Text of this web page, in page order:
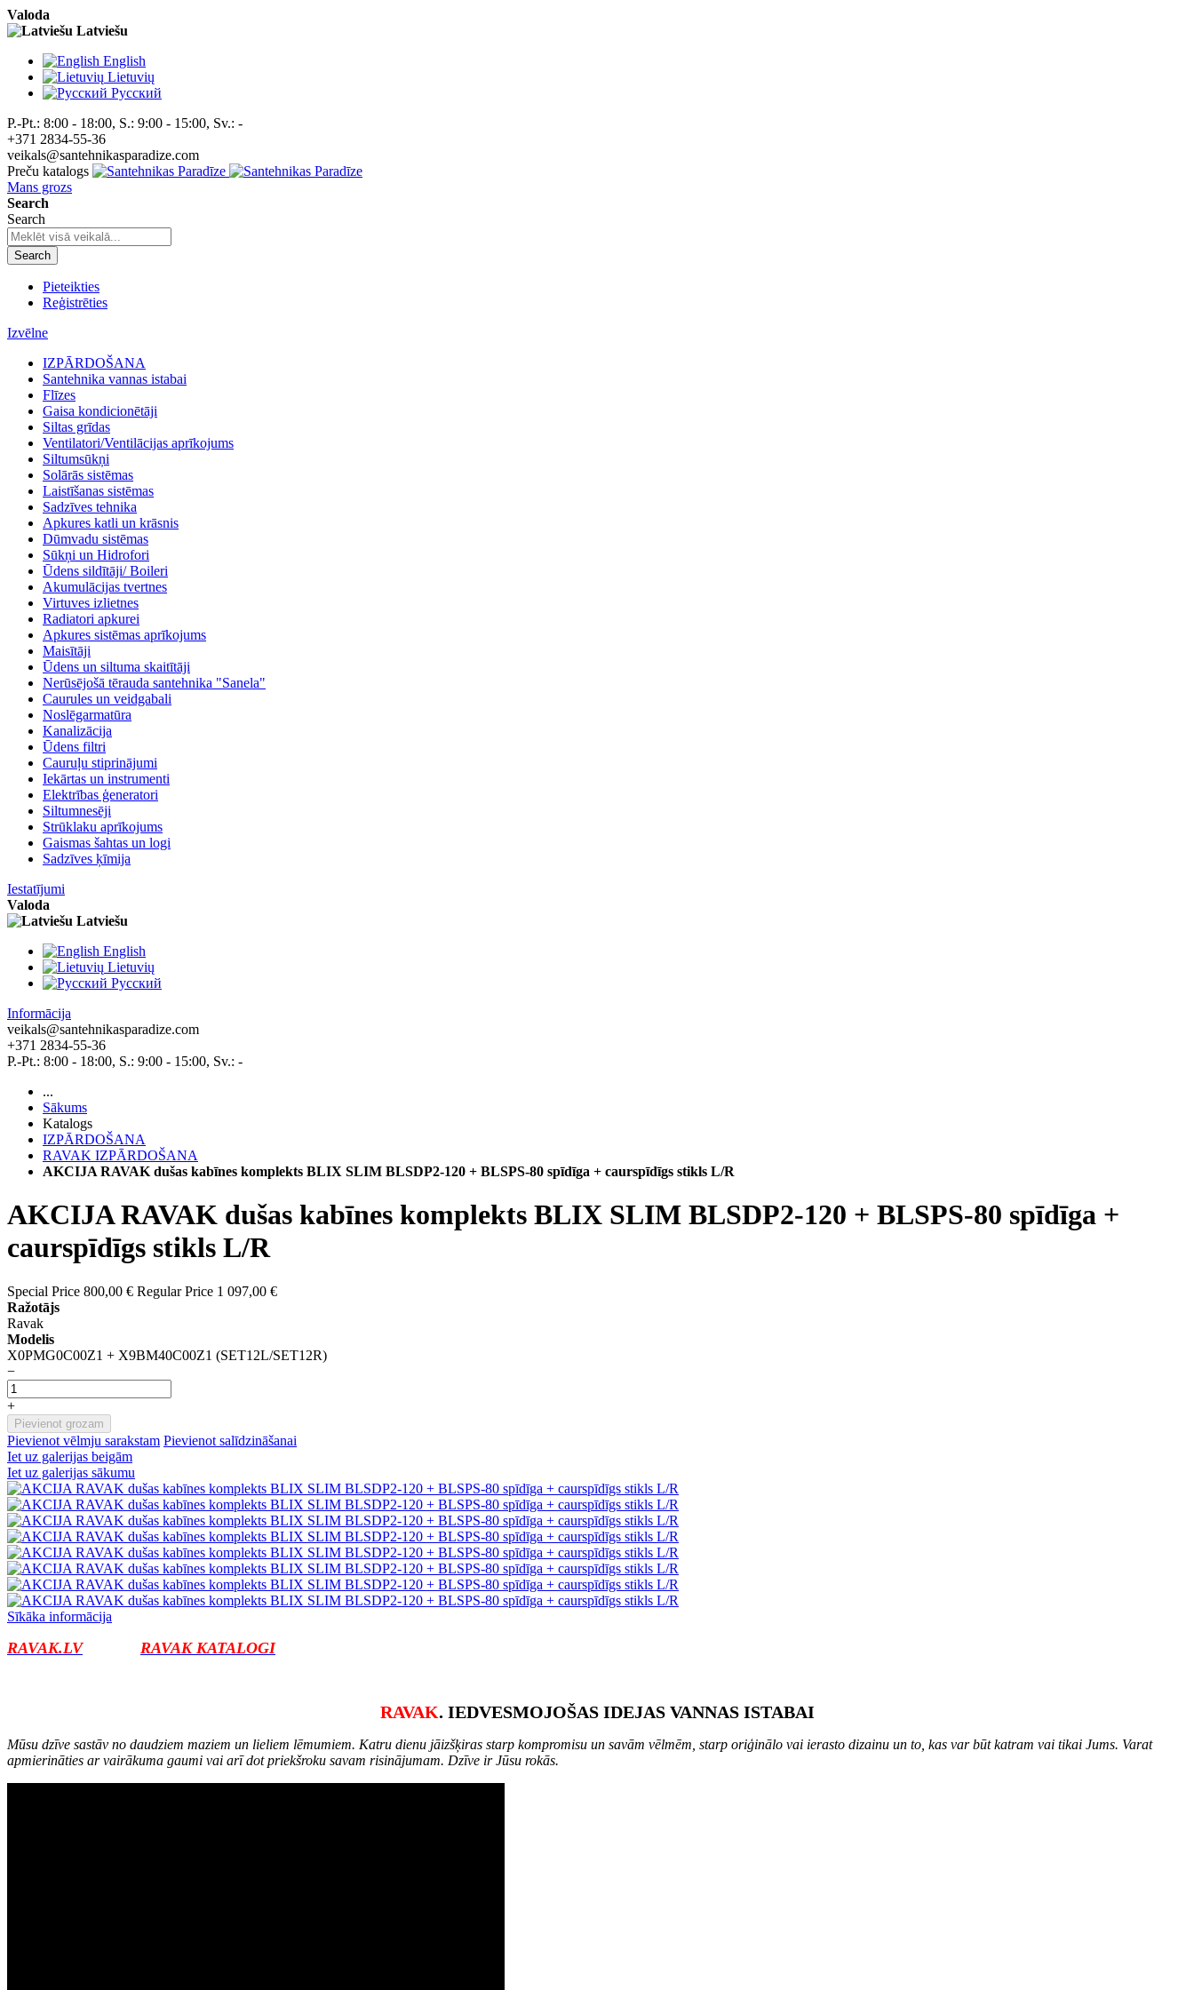
Valoda
Latviešu
English
Lietuvių
Pусский
P.-Pt.: 8:00 - 18:00, S.: 9:00 - 15:00, Sv.: -
+371 2834-55-36
veikals@santehnikasparadize.com
Preču katalogs
Mans grozs
Search
Search
Search
Pieteikties
Reģistrēties
Izvēlne
IZPĀRDOŠANA
Santehnika vannas istabai
Flīzes
Gaisa kondicionētāji
Siltas grīdas
Ventilatori/Ventilācijas aprīkojums
Siltumsūkņi
Solārās sistēmas
Laistīšanas sistēmas
Sadzīves tehnika
Apkures katli un krāsnis
Dūmvadu sistēmas
Sūkņi un Hidrofori
Ūdens sildītāji/ Boileri
Akumulācijas tvertnes
Virtuves izlietnes
Radiatori apkurei
Apkures sistēmas aprīkojums
Maisītāji
Ūdens un siltuma skaitītāji
Nerūsējošā tērauda santehnika "Sanela"
Caurules un veidgabali
Noslēgarmatūra
Kanalizācija
Ūdens filtri
Cauruļu stiprinājumi
Iekārtas un instrumenti
Elektrības ģeneratori
Siltumnesēji
Strūklaku aprīkojums
Gaismas šahtas un logi
Sadzīves ķīmija
Iestatījumi
Valoda
Latviešu
English
Lietuvių
Pусский
Informācija
veikals@santehnikasparadize.com
+371 2834-55-36
P.-Pt.: 8:00 - 18:00, S.: 9:00 - 15:00, Sv.: -
...
Sākums
Katalogs
IZPĀRDOŠANA
RAVAK IZPĀRDOŠANA
AKCIJA RAVAK dušas kabīnes komplekts BLIX SLIM BLSDP2-120 + BLSPS-80 spīdīga + caurspīdīgs stikls L/R
AKCIJA RAVAK dušas kabīnes komplekts BLIX SLIM BLSDP2-120 + BLSPS-80 spīdīga +
caurspīdīgs stikls L/R
Special Price 800,00 € Regular Price 1 097,00 €
Ražotājs
Ravak
Modelis
X0PMG0C00Z1 + X9BM40C00Z1 (SET12L/SET12R)
−
+
Pievienot grozam
Pievienot vēlmju sarakstam Pievienot salīdzināšanai
Iet uz galerijas beigām
Iet uz galerijas sākumu
Sīkāka informācija
RAVAK.LV RAVAK KATALOGI
RAVAK. IEDVESMOJOŠAS IDEJAS VANNAS ISTABAI
Mūsu dzīve sastāv no daudziem maziem un lieliem lēmumiem. Katru dienu jāizšķiras starp kompromisu un savām vēlmēm, starp oriģinālo vai ierasto dizainu un to, kas var būt katram vai tikai Jums. Varat
apmierināties ar vairākuma gaumi vai arī dot priekšroku savam risinājumam. Dzīve ir Jūsu rokās.